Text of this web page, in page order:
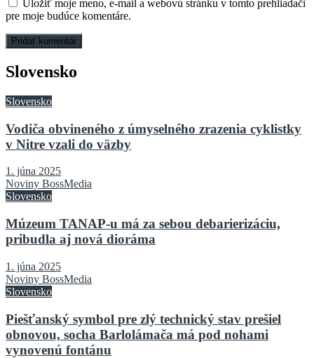
Uložiť moje meno, e-mail a webovú stránku v tomto prehliadači
pre moje budúce komentáre.
Slovensko
Slovensko
Vodiča obvineného z úmyselného zrazenia cyklistky
v Nitre vzali do väzby
1. júna 2025
Noviny BossMedia
Slovensko
Múzeum TANAP-u má za sebou debarierizáciu,
pribudla aj nová dioráma
1. júna 2025
Noviny BossMedia
Slovensko
Piešťanský symbol pre zlý technický stav prešiel
obnovou, socha Barlolámača má pod nohami
vynovenú fontánu